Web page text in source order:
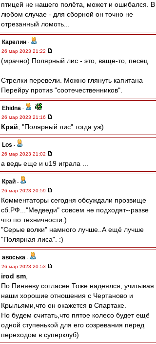
птицей не нашего полёта, может и ошибался. В
любом случае - для сборной он точно не
отрезанный ломоть...
Карелин -
26 мар 2023 21:22
(мрачно) Полярный лис - это, ваще-то, песец
Стрелки перевели. Можно глянуть капитана
Перейру против "соотечественников".
Ehidna -
26 мар 2023 21:16
Край , "Полярный лис" тогда уж)
Los -
26 мар 2023 21:02
а ведь еще и u19 играла ...
Край -
26 мар 2023 20:59
Комментаторы сегодня обсуждали прозвище
сб.РФ..."Медведи" совсем не подходят--разве
что по техничности.)
"Серые волки" намного лучше..А ещё лучше
"Полярная лиса". :)
авоська -
26 мар 2023 20:53
irod sm
По Пиняеву согласен.Тоже надеялся, учитывая
наши хорошие отношения с Чертаново и
Крыльями,что он окажется в Спартаке.
Но будем считать,что пятое колесо будет ещё
одной ступенькой для его созревания перед
переходом в суперклуб)